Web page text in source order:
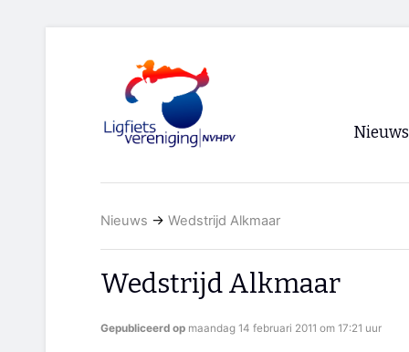
Nieuws
Nieuws → Wedstrijd Alkmaar
Wedstrijd Alkmaar
Gepubliceerd op maandag 14 februari 2011 om 17:21 uur